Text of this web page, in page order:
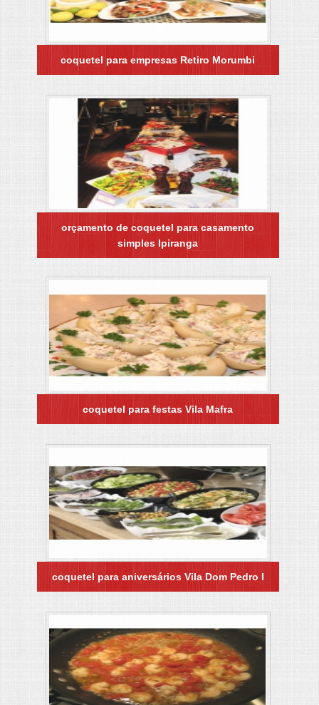
coquetel para empresas Retiro Morumbi
orçamento de coquetel para casamento
simples Ipiranga
coquetel para festas Vila Mafra
coquetel para aniversários Vila Dom Pedro I